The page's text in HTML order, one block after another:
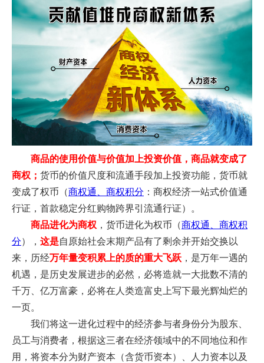
商品的使用价值与价值加上投资价值，商品就变成了
商权； 货币的价值尺度和流通手段加上投资功能，货币就
变成了权币（商权通、商权积分 ：商权经济一站式价值通
行证，首款稳定分红购物跨界引流通行证）。
商品进化为商权 ，货币进化为权币（商权通、商权积
分）， 这是自原始社会末期产品有了剩余并开始交换以
来，历经万年量变积累上的质的重大飞跃 ，是万年一遇的
机遇，是历史发展进步的必然，必将造就一大批数不清的
千万、亿万富豪，必将在人类造富史上写下最光辉灿烂的
一页。
我们将这一进化过程中的经济参与者身份分为股东、
员工与消费者，根据这三者在经济领域中的不同地位和作
用，将资本分为财产资本（含货币资本）、人力资本以及